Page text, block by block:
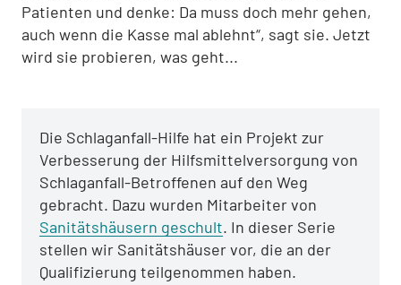
Patienten und denke: Da muss doch mehr gehen,
auch wenn die Kasse mal ablehnt“, sagt sie. Jetzt
wird sie probieren, was geht...
Die Schlaganfall-Hilfe hat ein Projekt zur
Verbesserung der Hilfsmittelversorgung von
Schlaganfall-Betroffenen auf den Weg
gebracht. Dazu wurden Mitarbeiter von
Sanitätshäusern geschult. In dieser Serie
stellen wir Sanitätshäuser vor, die an der
Qualifizierung teilgenommen haben.